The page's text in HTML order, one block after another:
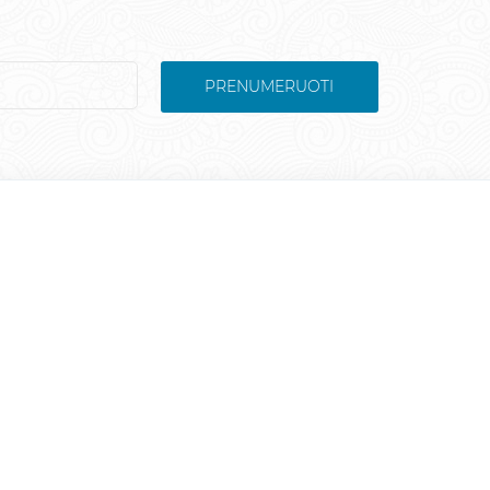
PRENUMERUOTI